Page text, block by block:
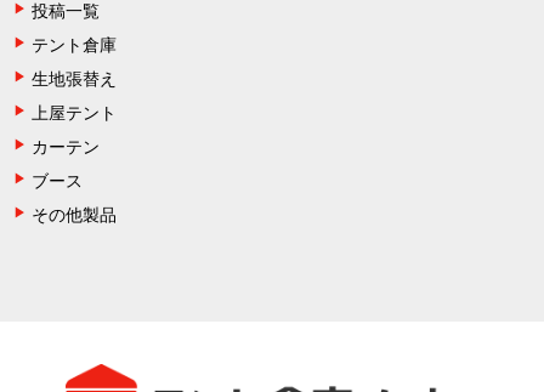
投稿一覧
テント倉庫
生地張替え
上屋テント
カーテン
ブース
その他製品